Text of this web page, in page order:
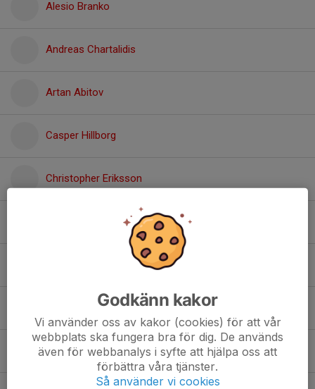
Alesio Branko
Andreas Chartalidis
Artan Abitov
Casper Hillborg
Christopher Eriksson
Elvin Forsberg
Essey Habtemariam
Godkänn kakor
Vi använder oss av kakor (cookies) för att vår
webbplats ska fungera bra för dig. De används
även för webbanalys i syfte att hjälpa oss att
förbättra våra tjänster.
Så använder vi cookies